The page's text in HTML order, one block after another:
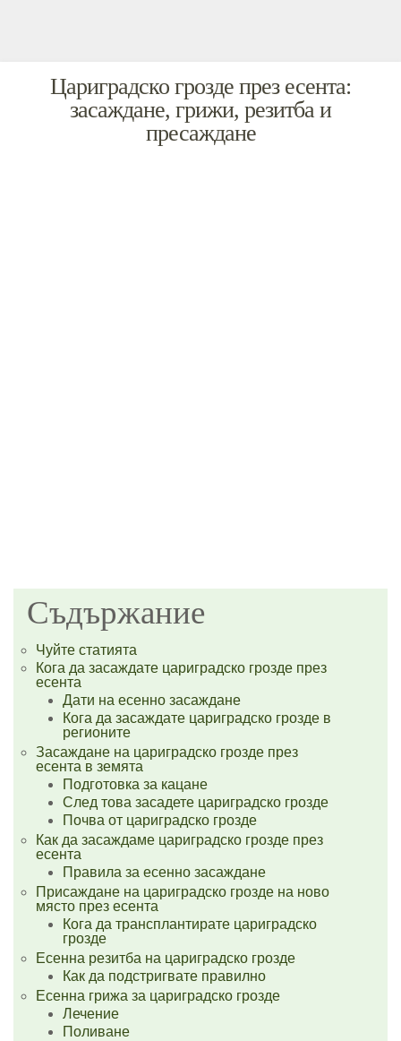
Цариградско грозде през есента:
засаждане, грижи, резитба и
пресаждане
Съдържание
Чуйте статията
Кога да засаждате цариградско грозде през
есента
Дати на есенно засаждане
Кога да засаждате цариградско грозде в
регионите
Засаждане на цариградско грозде през
есента в земята
Подготовка за кацане
След това засадете цариградско грозде
Почва от цариградско грозде
Как да засаждаме цариградско грозде през
есента
Правила за есенно засаждане
Присаждане на цариградско грозде на ново
място през есента
Кога да трансплантирате цариградско
грозде
Есенна резитба на цариградско грозде
Как да подстригвате правилно
Есенна грижа за цариградско грозде
Лечение
Поливане